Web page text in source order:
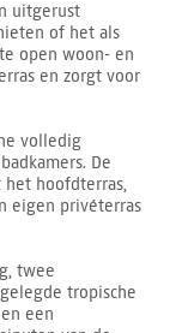
uitgerust
of het als
open woon- en
en zorgt voor
volledig
De
hoofdterras,
eigen privéterras
twee
tropische
een